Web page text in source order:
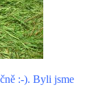
:-). Byli jsme